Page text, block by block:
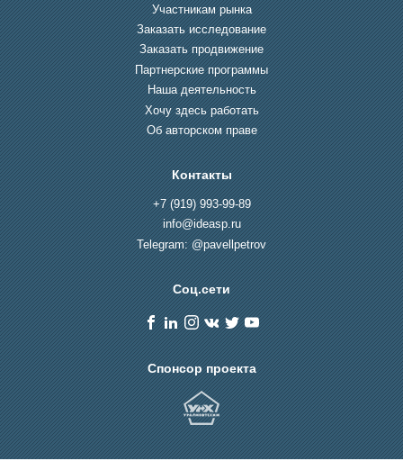
Участникам рынка
Заказать исследование
Заказать продвижение
Партнерские программы
Наша деятельность
Хочу здесь работать
Об авторском праве
Контакты
+7 (919) 993-99-89
info@ideasp.ru
Telegram: @pavellpetrov
Соц.сети
Спонсор проекта